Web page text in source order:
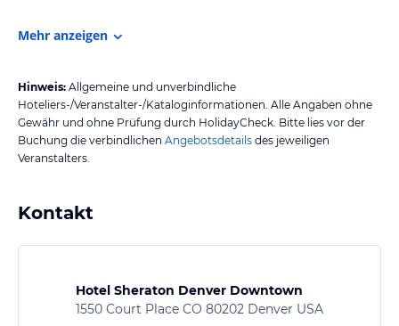
Mehr anzeigen
Hinweis: Allgemeine und unverbindliche
Hoteliers-/Veranstalter-/Kataloginformationen. Alle Angaben ohne
Gewähr und ohne Prüfung durch HolidayCheck. Bitte lies vor der
Buchung die verbindlichen Angebotsdetails des jeweiligen
Veranstalters.
Kontakt
Hotel Sheraton Denver Downtown
1550 Court Place CO 80202 Denver USA